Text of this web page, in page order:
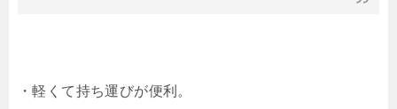
・軽くて持ち運びが便利。